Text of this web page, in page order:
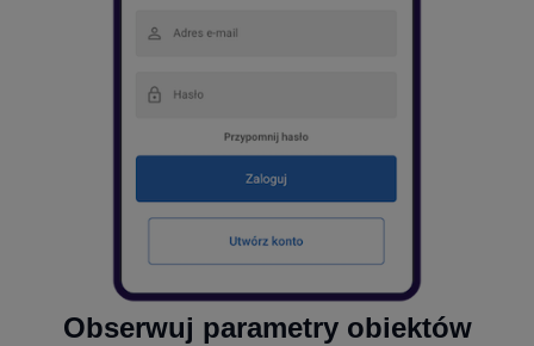
Obserwuj parametry obiektów